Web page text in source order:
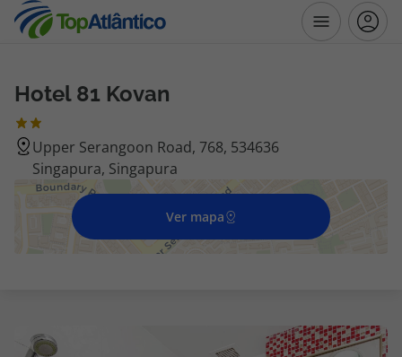
Destinos
Voos
Hotéis
Voos + Hotel
Disneyland ® Paris
Hotel 81 Kovan
Upper Serangoon Road, 768, 534636
Singapura, Singapura
Ver mapa